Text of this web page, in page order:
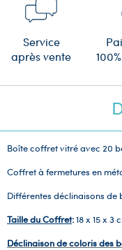
Service
après vente
Boîte coffret vitré avec 20
Coffret à fermetures en
Différentes déclinaisons
Taille du Coffret:18 x 15 x 3
Déclinaison de coloris des